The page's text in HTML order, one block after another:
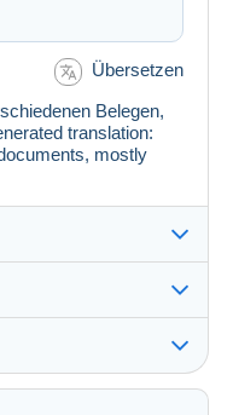
Übersetzen
Belegen,
translation:
mostly